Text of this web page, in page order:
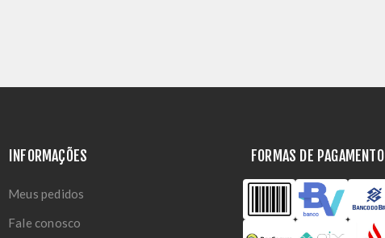
INFORMAÇÕES
Meus pedidos
Fale conosco
FORMAS DE PAGAMENTO